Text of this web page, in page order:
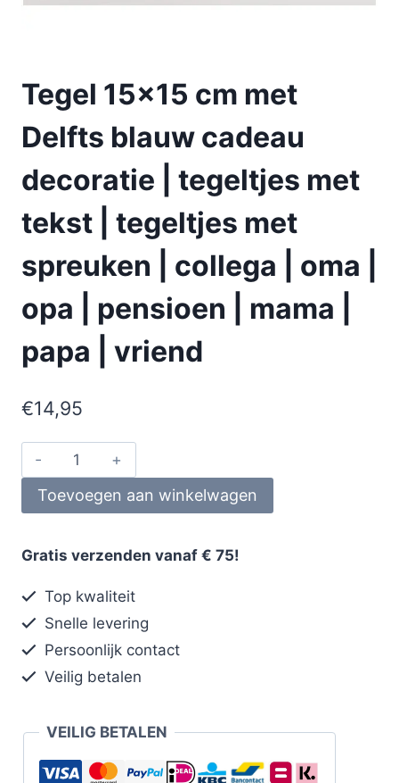
Tegel 15×15 cm met
Delfts blauw cadeau
decoratie | tegeltjes met
tekst | tegeltjes met
spreuken | collega | oma |
opa | pensioen | mama |
papa | vriend
€14,95
Toevoegen aan winkelwagen
Gratis verzenden vanaf € 75!
Top kwaliteit
Snelle levering
Persoonlijk contact
Veilig betalen
VEILIG BETALEN